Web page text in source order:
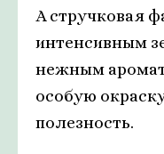
А стручковая
интенсивным
нежным
особую
полезность.